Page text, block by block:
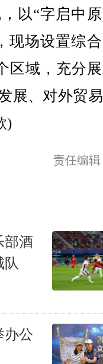
“字启中原
现场设置综
区域，充分
展、对外贸
)
责任编
部酒
队
办公